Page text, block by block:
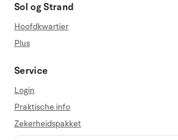
Sol og Strand
Hoofdkwartier
Plus
Service
Login
Praktische info
Zekerheidspakket